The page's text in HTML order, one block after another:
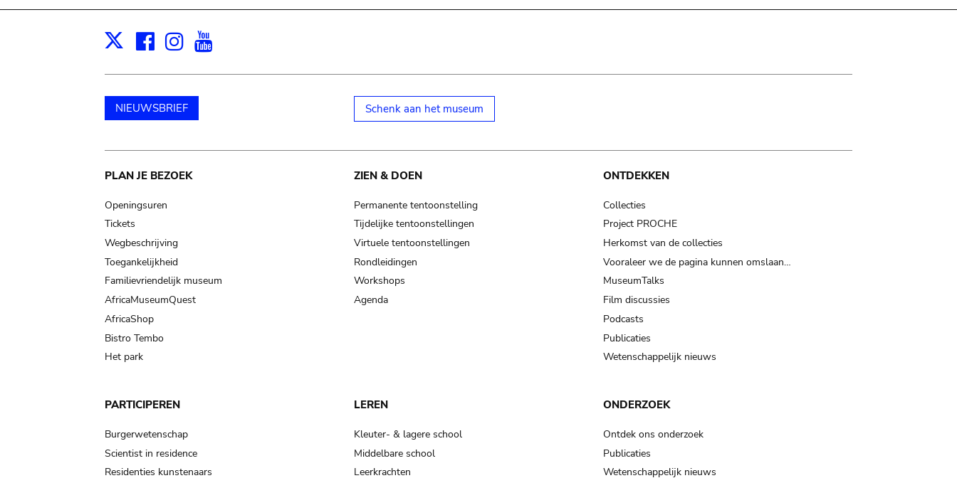
X Facebook
Instagram
NIEUWSBRIEF Schenk aan het museum
Main
navigation
PLAN JE BEZOEK
Openingsuren
Tickets
Wegbeschrijving
Toegankelijkheid
Familievriendelijk museum
AfricaMuseumQuest
AfricaShop
Bistro Tembo
Het park
ZIEN & DOEN
Permanente tentoonstelling
Tijdelijke tentoonstellingen
Virtuele tentoonstellingen
Rondleidingen
Workshops
Agenda
ONTDEKKEN
Collecties
Project PROCHE
Herkomst van de collecties
Vooraleer we de pagina kunnen omslaan…
MuseumTalks
Film discussies
Podcasts
Publicaties
Wetenschappelijk nieuws
PARTICIPEREN
Burgerwetenschap
Scientist in residence
Residenties kunstenaars
LEREN
Kleuter- & lagere school
Middelbare school
Leerkrachten
ONDERZOEK
Ontdek ons onderzoek
Publicaties
Wetenschappelijk nieuws